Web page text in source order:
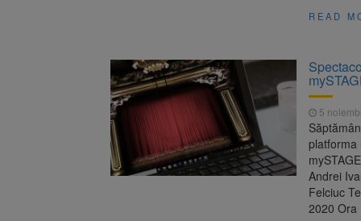
READ
5
platforma
Andrei
Felciuc
2020